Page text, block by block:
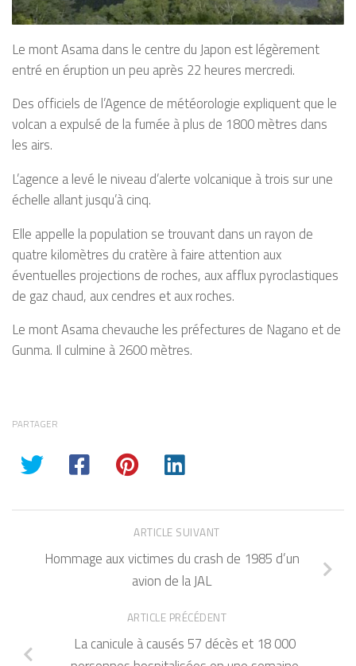
Le mont Asama dans le centre du Japon est légèrement
entré en éruption un peu après 22 heures mercredi.
Des officiels de l’Agence de météorologie expliquent que le
volcan a expulsé de la fumée à plus de 1800 mètres dans
les airs.
L’agence a levé le niveau d’alerte volcanique à trois sur une
échelle allant jusqu’à cinq.
Elle appelle la population se trouvant dans un rayon de
quatre kilomètres du cratère à faire attention aux
éventuelles projections de roches, aux afflux pyroclastiques
de gaz chaud, aux cendres et aux roches.
Le mont Asama chevauche les préfectures de Nagano et de
Gunma. Il culmine à 2600 mètres.
PARTAGER
ARTICLE SUIVANT
Hommage aux victimes du crash de 1985 d’un
avion de la JAL
ARTICLE PRÉCÉDENT
La canicule à causés 57 décès et 18 000